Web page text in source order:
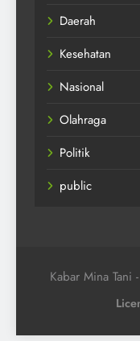
Daerah
Kesehatan
Nasional
Olahraga
Politik
public
Kabar Mina